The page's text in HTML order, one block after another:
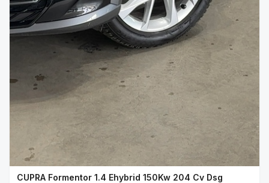
CUPRA Formentor 1.4 Ehybrid 150Kw 204 Cv Dsg